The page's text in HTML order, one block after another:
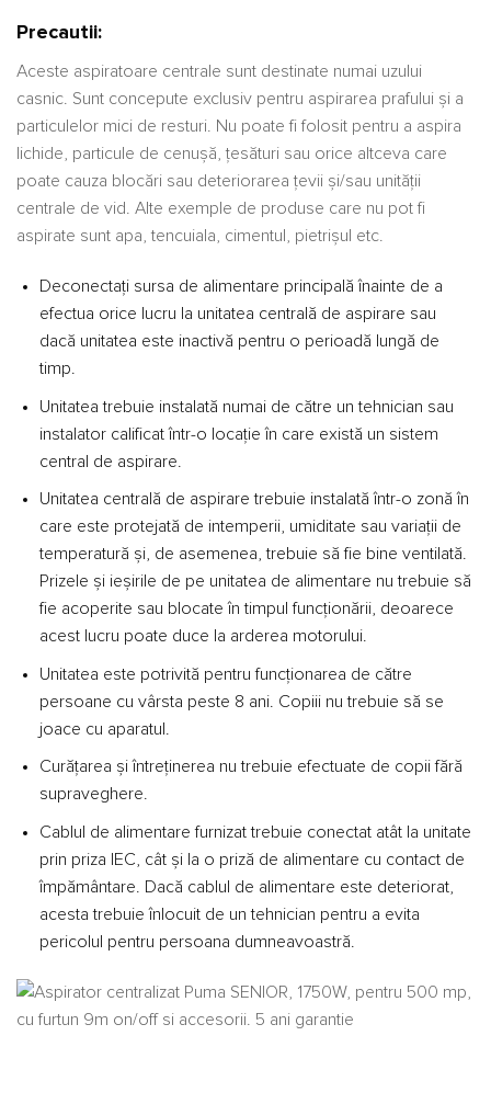
Precautii:
Aceste aspiratoare centrale sunt destinate numai uzului
casnic. Sunt concepute exclusiv pentru aspirarea prafului și a
particulelor mici de resturi. Nu poate fi folosit pentru a aspira
lichide, particule de cenușă, țesături sau orice altceva care
poate cauza blocări sau deteriorarea țevii și/sau unității
centrale de vid. Alte exemple de produse care nu pot fi
aspirate sunt apa, tencuiala, cimentul, pietrișul etc.
Deconectați sursa de alimentare principală înainte de a
efectua orice lucru la unitatea centrală de aspirare sau
dacă unitatea este inactivă pentru o perioadă lungă de
timp.
Unitatea trebuie instalată numai de către un tehnician sau
instalator calificat într-o locație în care există un sistem
central de aspirare.
Unitatea centrală de aspirare trebuie instalată într-o zonă în
care este protejată de intemperii, umiditate sau variații de
temperatură și, de asemenea, trebuie să fie bine ventilată.
Prizele și ieșirile de pe unitatea de alimentare nu trebuie să
fie acoperite sau blocate în timpul funcționării, deoarece
acest lucru poate duce la arderea motorului.
Unitatea este potrivită pentru funcționarea de către
persoane cu vârsta peste 8 ani. Copiii nu trebuie să se
joace cu aparatul.
Curățarea și întreținerea nu trebuie efectuate de copii fără
supraveghere.
Cablul de alimentare furnizat trebuie conectat atât la unitate
prin priza IEC, cât și la o priză de alimentare cu contact de
împământare. Dacă cablul de alimentare este deteriorat,
acesta trebuie înlocuit de un tehnician pentru a evita
pericolul pentru persoana dumneavoastră.